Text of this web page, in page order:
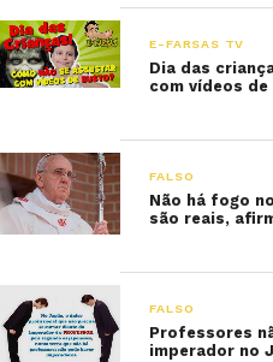
E-FARSAS TV
Dia das
com vídeos
FALSO
Não há fogo
são reais,
FALSO
Professores
imperador no